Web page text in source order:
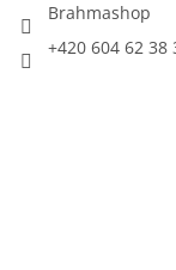
Brahmashop
+420 604 62 38